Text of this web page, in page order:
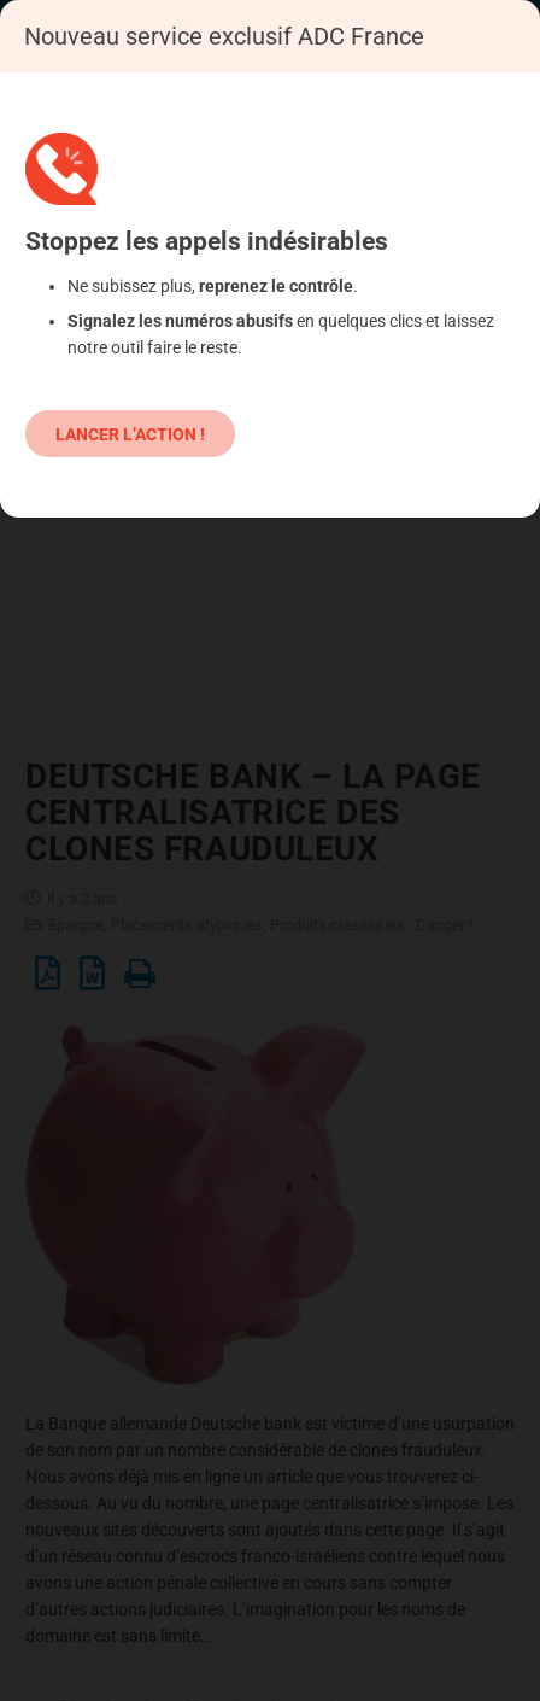
DEUTSCHE BANK – LA PAGE
CENTRALISATRICE DES
CLONES FRAUDULEUX
La Banque allemande Deutsche bank est victime d’une usurpation
de son nom par un nombre considérable de clones frauduleux.
Nous avons déjà mis en ligne un article que vous trouverez ci-
dessous. Au vu du nombre, une page centralisatrice s’impose. Les
nouveaux sites découverts sont ajoutés dans cette page. Il s’agit
d’un réseau connu d’escrocs franco-israéliens contre lequel nous
avons une action pénale collective en cours sans compter
d’autres actions judiciaires. L’imagination pour les noms de
domaine est sans limite…
Nouveau service exclusif ADC France
Stoppez les appels indésirables
Ne subissez plus, reprenez le contrôle.
Signalez les numéros abusifsen quelques clics et laissez
notre outil faire le reste.
LANCER L’ACTION !